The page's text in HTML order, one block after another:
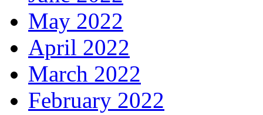
May 2022
April 2022
March 2022
February 2022